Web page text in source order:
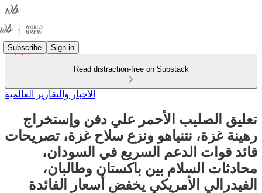
Subscribe Sign in
Read distraction-free on Substack
الأخبار والتقارير العالمية
تعليق الصليب الأحمر علي دفن وإستخراج
رهينة غزة، نتنياهو ونزع سلاح غزة، تصريحات
قائد قوات الدعم السريع في السودان،
محادثات السلام بين باكستان وطالبان،
الفيدرالي الأمريكي يخفض أسعار الفائدة